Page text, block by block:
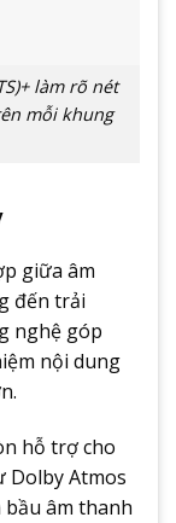
làm rõ nét
mỗi khung
giữa âm
đến trải
nghệ góp
nội dung
hỗ trợ cho
Dolby Atmos
bầu âm thanh